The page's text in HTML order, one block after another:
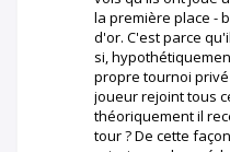
la première place -
d'or. C'est parce
si,
propre tournoi
joueur rejoint tous
théoriquement il
tour ? De cette